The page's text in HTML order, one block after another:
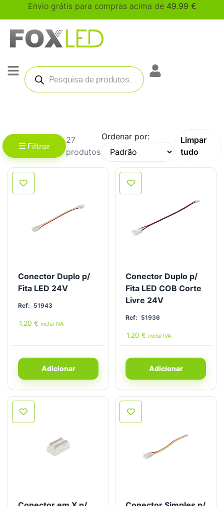
Envio grátis para compras acima de 49.99 €
☰ Filtrar
27
produtos
Ordenar por:
Limpar
tudo
Conector Duplo p/
Fita LED 24V
Ref: 51943
1.20 € inclui IVA
Adicionar
Conector Duplo p/
Fita LED COB Corte
Livre 24V
Ref: 51936
1.20 € inclui IVA
Adicionar